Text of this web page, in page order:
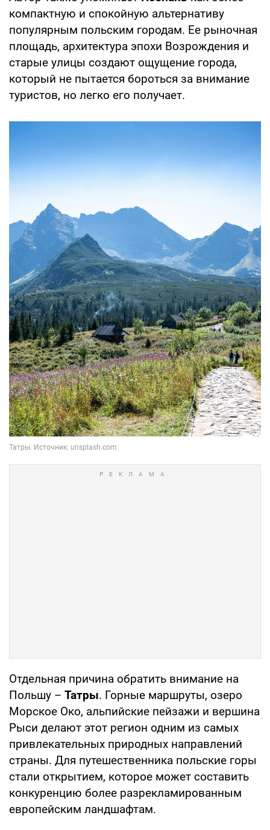
компактную и спокойную альтернативу
популярным польским городам. Ее рыночная
площадь, архитектура эпохи Возрождения и
старые улицы создают ощущение города,
который не пытается бороться за внимание
туристов, но легко его получает.
Отдельная причина обратить внимание на
Польшу – Татры. Горные маршруты, озеро
Морское Око, альпийские пейзажи и вершина
Рыси делают этот регион одним из самых
привлекательных природных направлений
страны. Для путешественника польские горы
стали открытием, которое может составить
конкуренцию более разрекламированным
европейским ландшафтам.